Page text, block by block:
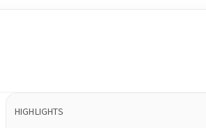
HIGHLIGHTS